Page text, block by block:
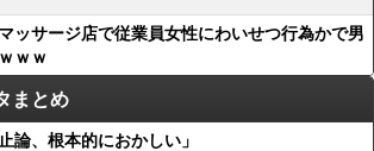
ッサージ店で従業員女性にわいせつ行為かで男
ｗｗ
まとめ
論、根本的におかしい」